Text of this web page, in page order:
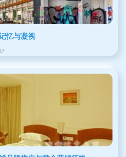
忆与凝视